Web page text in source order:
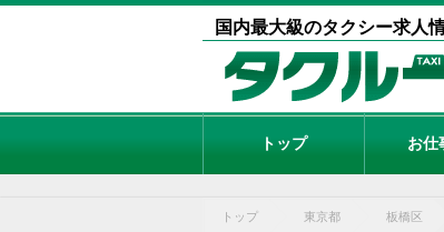
国内最大級のタクシー求人
トップ お仕
トップ 東京都 板橋区